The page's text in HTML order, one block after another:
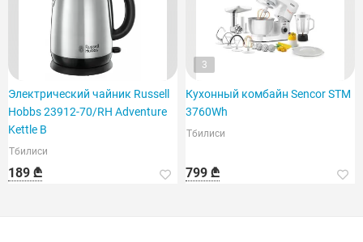
Электрический чайник Russell
Hobbs 23912-70/RH Adventure
Kettle B
Тбилиси
189 ₾
3
Кухонный комбайн Sencor STM
3760Wh
Тбилиси
799 ₾